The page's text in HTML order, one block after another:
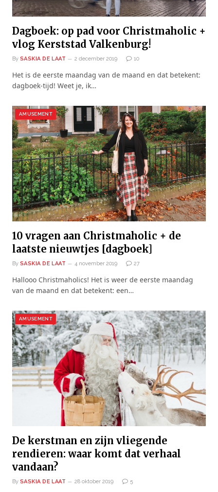
Dagboek: op pad voor Christmaholic +
vlog Kerststad Valkenburg!
By SASKIA DE LAAT 2 december 2019 10
Het is de eerste maandag van de maand en dat betekent:
dagboek-tijd! Weet je, ik…
AMUSEMENT
10 vragen aan Christmaholic + de
laatste nieuwtjes [dagboek]
By SASKIA DE LAAT 4 november 2019 27
Hallooo Christmaholics! Het is weer de eerste maandag
van de maand en dat betekent: een…
AMUSEMENT
De kerstman en zijn vliegende
rendieren: waar komt dat verhaal
vandaan?
By SASKIA DE LAAT 28 oktober 2019 5